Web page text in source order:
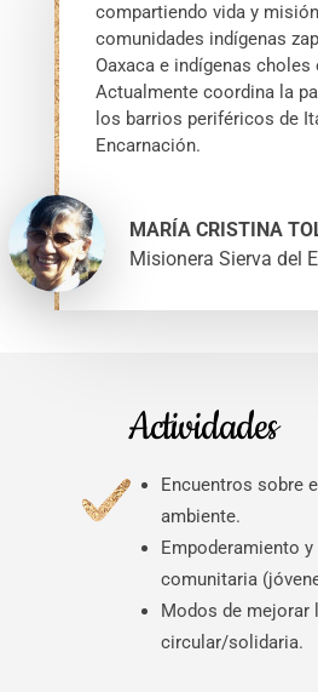
compartiendo vida y
comunidades indígenas
Oaxaca e indígenas choles
Actualmente coordina la
los barrios periféricos de
Encarnación.
MARÍA CRISTINA
Misionera Sierva del
Actividades
Encuentros sobre
ambiente.
Empoderamiento
comunitaria
Modos de
circular/solidaria.